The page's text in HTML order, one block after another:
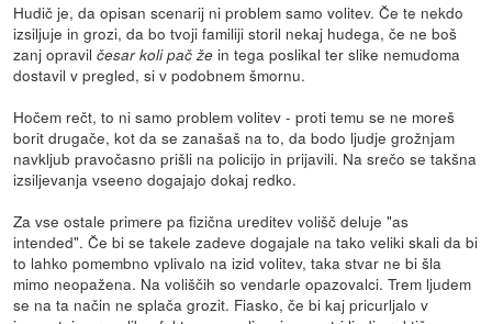
Hudič je, da opisan scenarij ni problem samo volitev. Če te nekdo
izsiljuje in grozi, da bo tvoji familiji storil nekaj hudega, če ne boš
zanj opravilčesar koli pač že in tega poslikal ter slike nemudoma
dostavil v pregled, si v podobnem šmornu.
Hočem rečt, to ni samo problem volitev - proti temu se ne moreš
borit drugače, kot da se zanašaš na to, da bodo ljudje grožnjam
navkljub pravočasno prišli na policijo in prijavili. Na srečo se takšna
izsiljevanja vseeno dogajajo dokaj redko.
Za vse ostale primere pa fizična ureditev volišč deluje "as
intended". Če bi se takele zadeve dogajale na tako veliki skali da bi
to lahko pomembno vplivalo na izid volitev, taka stvar ne bi šla
mimo neopažena. Na voliščih so vendarle opazovalci. Trem ljudem
se na ta način ne splača grozit. Fiasko, če bi kaj pricurljalo v